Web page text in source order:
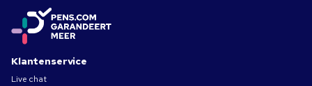
Klantenservice
Live chat